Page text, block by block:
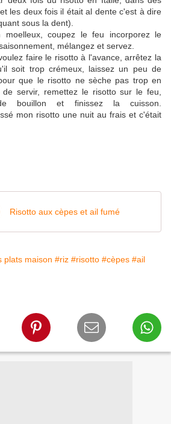
les deux fois il était al dente c'est à dire
sous la dent).
coupez le feu incorporez le
mélangez et servez.
faire le risotto à l'avance, arrêtez la
soit trop crémeux, laissez un peu de
que le risotto ne sèche pas trop en
servir, remettez le risotto sur le feu,
bouillon et finissez la cuisson.
mon risotto une nuit au frais et c'était
Risotto aux cèpes et ail fumé
plats maison #riz #risotto #cèpes #ail